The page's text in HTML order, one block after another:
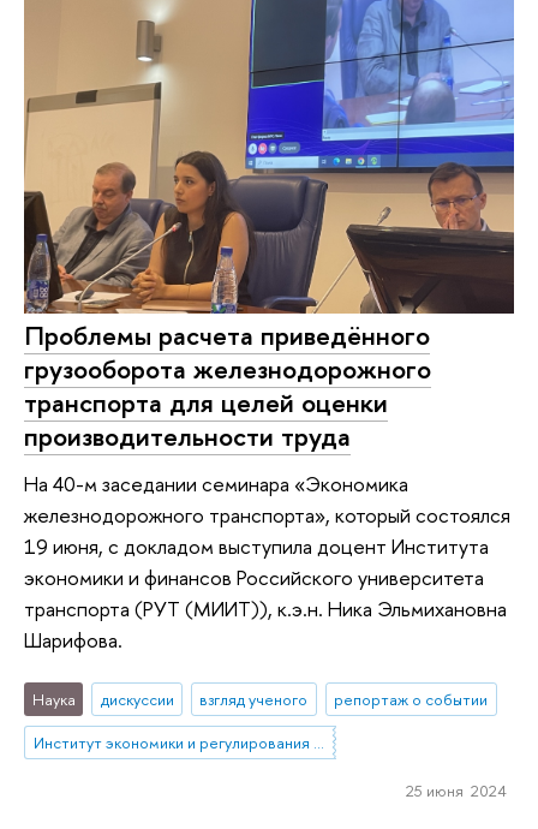
Проблемы расчета приведённого
грузооборота железнодорожного
транспорта для целей оценки
производительности труда
На 40-м заседании семинара «Экономика
железнодорожного транспорта», который состоялся
19 июня, с докладом выступила доцент Института
экономики и финансов Российского университета
транспорта (РУТ (МИИТ)), к.э.н. Ника Эльмихановна
Шарифова.
Наука дискуссии взгляд ученого
репортаж о событии
Институт экономики и регулирования инфраструктурных отраслей
25 июня 2024